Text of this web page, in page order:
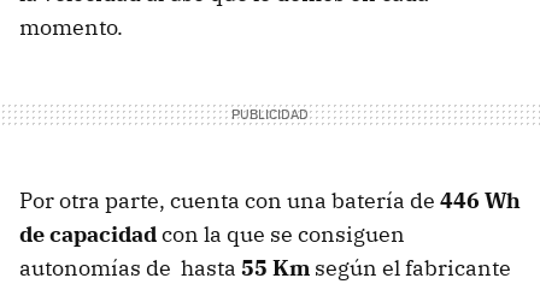
momento.
Por otra parte, cuenta con una batería de 446 Wh
de capacidadcon la que se consiguen
autonomías de hasta 55 Km según el fabricante